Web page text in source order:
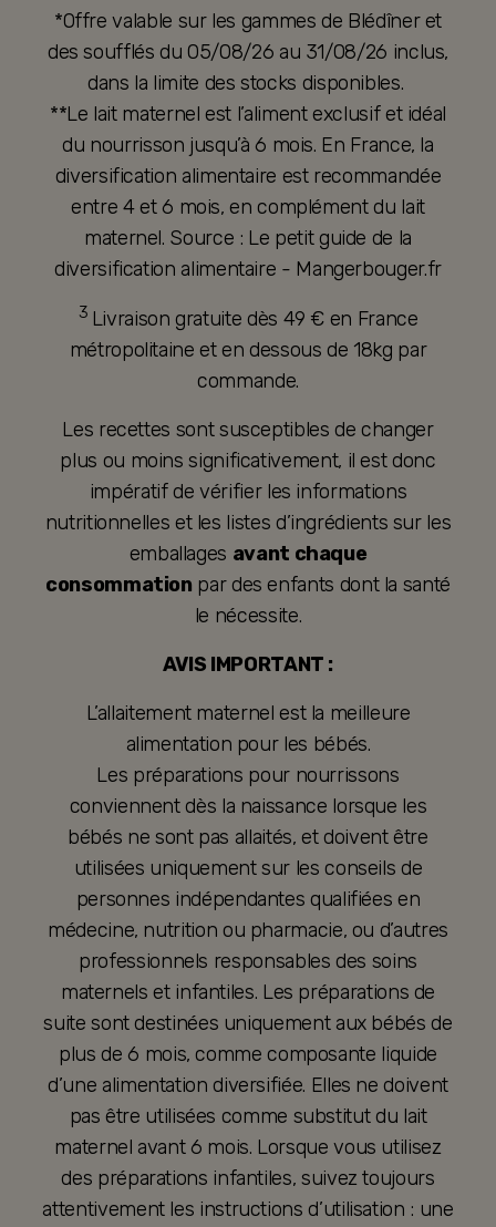
*Offre valable sur les gammes de Blédîner et
des soufflés du 05/08/26 au 31/08/26 inclus,
dans la limite des stocks disponibles.
**Le lait maternel est l’aliment exclusif et idéal
du nourrisson jusqu’à 6 mois. En France, la
diversification alimentaire est recommandée
entre 4 et 6 mois, en complément du lait
maternel. Source : Le petit guide de la
diversification alimentaire - Mangerbouger.fr
3 Livraison gratuite dès 49 € en France
métropolitaine et en dessous de 18kg par
commande.
Les recettes sont susceptibles de changer
plus ou moins significativement, il est donc
impératif de vérifier les informations
nutritionnelles et les listes d’ingrédients sur les
emballages avant chaque
consommation par des enfants dont la santé
le nécessite.
AVIS IMPORTANT :
L’allaitement maternel est la meilleure
alimentation pour les bébés.
Les préparations pour nourrissons
conviennent dès la naissance lorsque les
bébés ne sont pas allaités, et doivent être
utilisées uniquement sur les conseils de
personnes indépendantes qualifiées en
médecine, nutrition ou pharmacie, ou d’autres
professionnels responsables des soins
maternels et infantiles. Les préparations de
suite sont destinées uniquement aux bébés de
plus de 6 mois, comme composante liquide
d’une alimentation diversifiée. Elles ne doivent
pas être utilisées comme substitut du lait
maternel avant 6 mois. Lorsque vous utilisez
des préparations infantiles, suivez toujours
attentivement les instructions d’utilisation : une